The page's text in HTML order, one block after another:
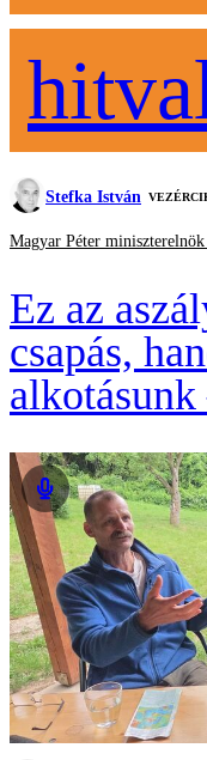
Stefka István
Magyar Péter
Ez az
csapás,